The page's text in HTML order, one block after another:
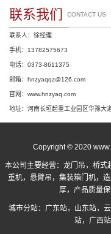
联系我们 CONTACT US
联系人：徐经理
手机：13782575673
电话：0373-8611375
邮箱：hnzyaqqz@126.com
官网：www.hnzyaq.com
地址：河南长垣起重工业园区华豫大
Copyright © 2020
本公司主要经营： 龙门吊 ， 桥式
重机，悬臂吊，集装箱门机，
厚，产品质量
城市分站： 广东站， 山东站，
站， 广西站